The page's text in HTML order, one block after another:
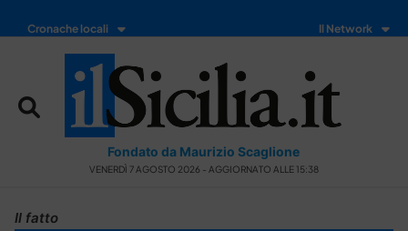
Cronache locali Il Network
Fondato da Maurizio Scaglione
VENERDÌ 7 AGOSTO 2026 - AGGIORNATO ALLE 15:38
Il fatto